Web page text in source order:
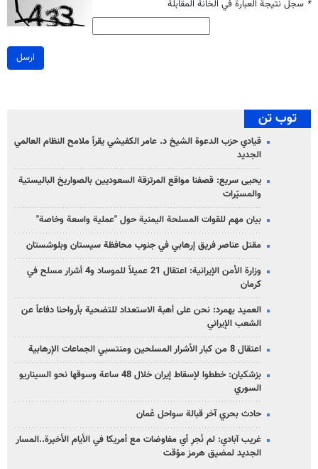
* سجل نتيجة العبارة في الخانة المقابلة
ارسل
توب تن
قيادي حزب الدعوة الشيخ د. عامر الكفيشي يقرأ ملامح النظام العالمي
الجديد
يحيى سريع: قصفنا مواقع المرتزقة السعوديين بالصواريخ الباليستية
والمسيّرات
بيان مهم للقوات المسلحة اليمنية حول "عملية واسعة وخاصة"
مقتل عناصر فريق إرهابي في جنوب محافظة سيستان وبلوشستان
وزارة الأمن الإيرانية: اعتقال 21 عميلاً للموساد و4 أشرار مسلح في
كرمان
العميد بهمرد: نحن على أهبة الاستعداد للتضحية بأرواحنا دفاعاً عن
الشعب الإيراني
اعتقال 8 من كبار الأشرار المسلحين ومنتسبي الجماعات الإرهابية
بزشكيان: خططوا لإسقاط إيران خلال 48 ساعة وسوقها نحو السيناريو
السوري
حادث بحري آخر قبالة سواحل عُمان
غريب آبادي: لم نُجرِ أي مفاوضات مع أمريكا في الأيام الأخيرة..المسار
الجديد لمضيق هرمز مؤقت